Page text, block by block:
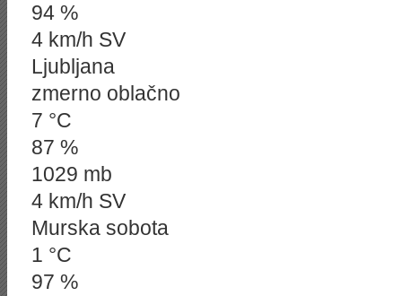
94 %
4 km/h SV
Ljubljana
zmerno oblačno
7 °C
87 %
1029 mb
4 km/h SV
Murska sobota
1 °C
97 %